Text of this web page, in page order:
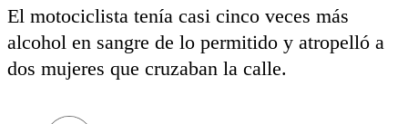
El motociclista tenía casi cinco veces más
alcohol en sangre de lo permitido y atropelló a
dos mujeres que cruzaban la calle.